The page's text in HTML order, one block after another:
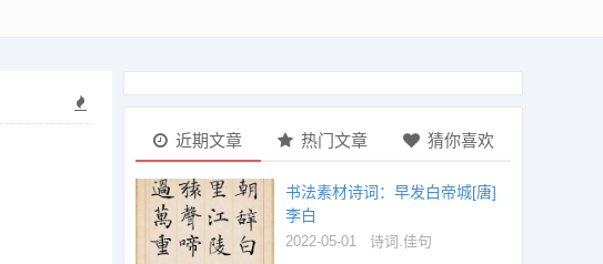
近期文章 热门文章 猜你喜欢
书法素材诗词：早发白帝城[唐]
李白
2022-05-01 诗词.佳句